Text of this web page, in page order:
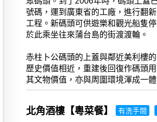
號碼，運到廣東省的工廠，進行翻
工程。新碼頭可供遊樂和觀光船隻
於此乘坐往來蒲台島的街渡渡輪。
赤柱卜公碼頭的上蓋與鄰近美利樓
歷史價值相近，重建後回復作碼頭
其文物價值，亦與周圍環境渾成一體
北角酒樓【粵菜餐】 有洗手間